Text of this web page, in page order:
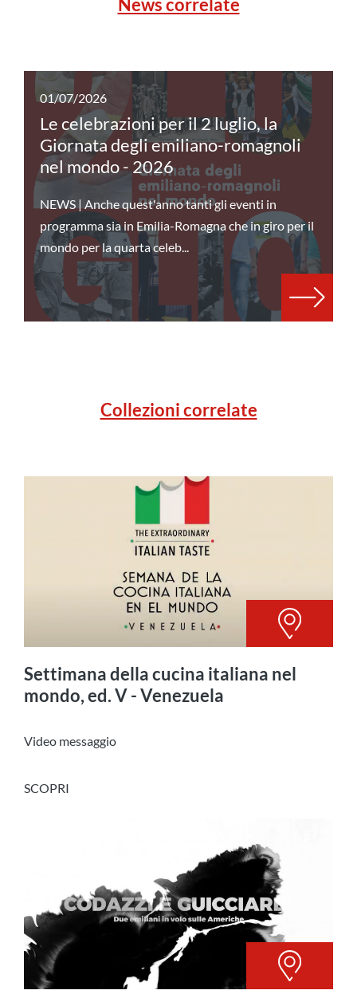
News correlate
01/07/2026
Le celebrazioni per il 2 luglio, la
Giornata degli emiliano-romagnoli
nel mondo - 2026
NEWS | Anche quest'anno tanti gli eventi in
programma sia in Emilia-Romagna che in giro per il
mondo per la quarta celeb...
Collezioni correlate
Settimana della cucina italiana nel
mondo, ed. V - Venezuela
Video messaggio
SCOPRI